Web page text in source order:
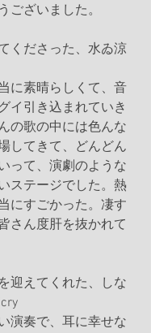
ございました。
くださった、水ゐ涼
に素晴らしくて、音
イ引き込まれていき
の歌の中には色んな
してきて、どんどん
って、演劇のような
ステージでした。熱
にすごかった。凄す
さん度肝を抜かれて
迎えてくれた、しな
演奏で、耳に幸せな